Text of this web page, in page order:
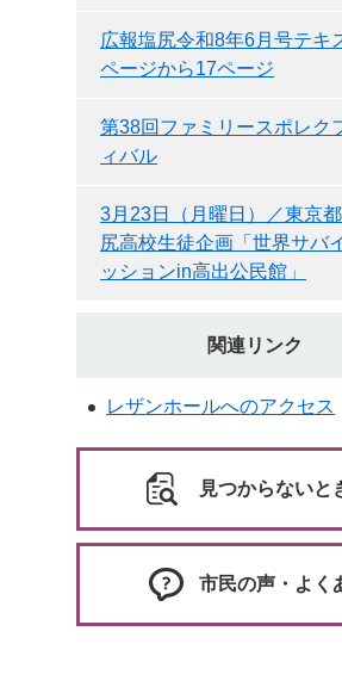
広報塩尻令和8年6月号テキ
ページから17ページ
第38回ファミリースポレク
ィバル
3月23日（月曜日）／東京
尻高校生徒企画「世界サバ
ッションin高出公民館」
関連リンク
レザンホールへのアクセス
見つからないと
市民の声・よく